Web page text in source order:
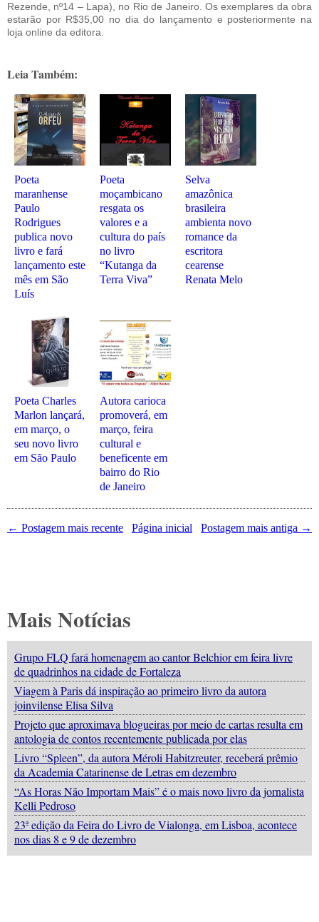
Rezende, nº14 – Lapa), no Rio de Janeiro. Os exemplares da obra
estarão por R$35,00 no dia do lançamento e posteriormente na
loja online da editora.
Leia Também:
Poeta
maranhense
Paulo
Rodrigues
publica novo
livro e fará
lançamento este
mês em São
Luís
Poeta
moçambicano
resgata os
valores e a
cultura do país
no livro
“Kutanga da
Terra Viva”
Selva
amazônica
brasileira
ambienta novo
romance da
escritora
cearense
Renata Melo
Poeta Charles
Marlon lançará,
em março, o
seu novo livro
em São Paulo
Autora carioca
promoverá, em
março, feira
cultural e
beneficente em
bairro do Rio
de Janeiro
← Postagem mais recente Postagem mais antiga →
Página inicial
Mais Notícias
Grupo FLQ fará homenagem ao cantor Belchior em feira livre
de quadrinhos na cidade de Fortaleza
Viagem à Paris dá inspiração ao primeiro livro da autora
joinvilense Elisa Silva
Projeto que aproximava blogueiras por meio de cartas resulta em
antologia de contos recentemente publicada por elas
Livro “Spleen”, da autora Méroli Habitzreuter, receberá prêmio
da Academia Catarinense de Letras em dezembro
“As Horas Não Importam Mais” é o mais novo livro da jornalista
Kelli Pedroso
23ª edição da Feira do Livro de Vialonga, em Lisboa, acontece
nos dias 8 e 9 de dezembro